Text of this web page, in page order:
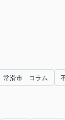
常滑市 コラム